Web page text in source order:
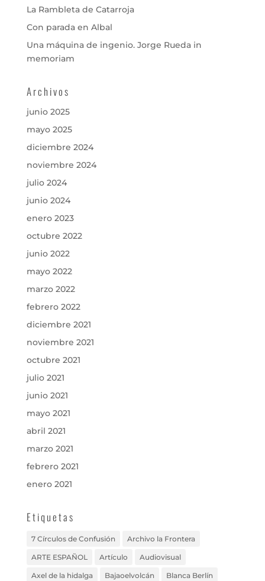
La Rambleta de Catarroja
Con parada en Albal
Una máquina de ingenio. Jorge Rueda in
memoriam
Archivos
junio 2025
mayo 2025
diciembre 2024
noviembre 2024
julio 2024
junio 2024
enero 2023
octubre 2022
junio 2022
mayo 2022
marzo 2022
febrero 2022
diciembre 2021
noviembre 2021
octubre 2021
julio 2021
junio 2021
mayo 2021
abril 2021
marzo 2021
febrero 2021
enero 2021
Etiquetas
7 Círculos de Confusión Archivo la Frontera
ARTE ESPAÑOL Artículo Audiovisual
Axel de la hidalga Bajaoelvolcán Blanca Berlín